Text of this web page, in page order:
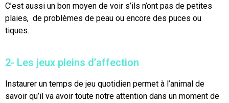
C’est aussi un bon moyen de voir s’ils n’ont pas de petites
plaies, de problèmes de peau ou encore des puces ou
tiques.
2- Les jeux pleins d’affection
Instaurer un temps de jeu quotidien permet à l’animal de
savoir qu’il va avoir toute notre attention dans un moment de